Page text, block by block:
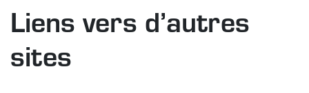
Liens vers d’autres
sites